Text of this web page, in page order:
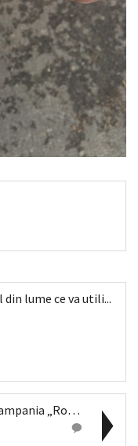
din lume ce va utili...
UNTOLD și NEVERSEA continuă campania „Romania All ...